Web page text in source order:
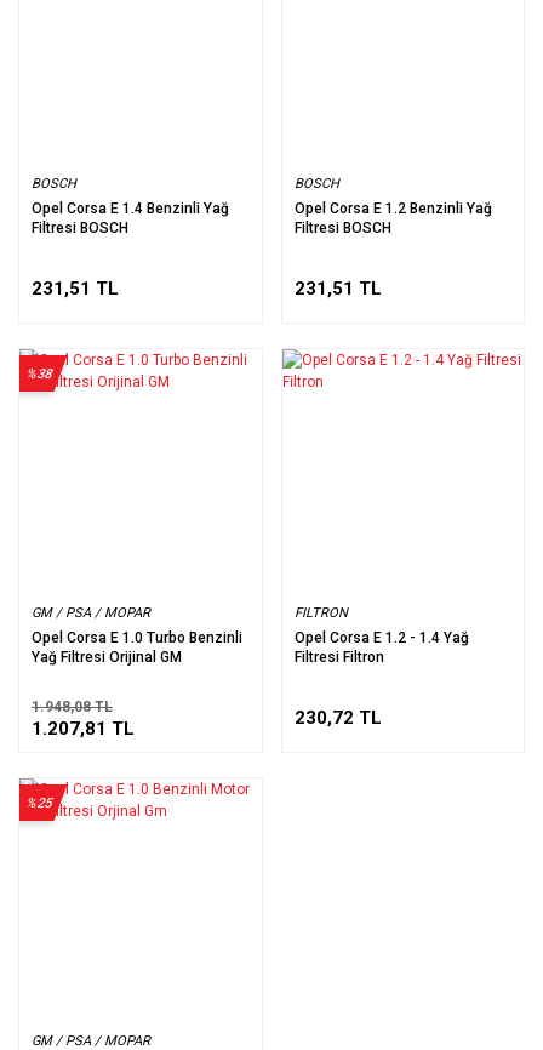
BOSCH
Opel Corsa E 1.4 Benzinli Yağ
Filtresi BOSCH
231,51 TL
BOSCH
Opel Corsa E 1.2 Benzinli Yağ
Filtresi BOSCH
231,51 TL
GM / PSA / MOPAR
Opel Corsa E 1.0 Turbo Benzinli
Yağ Filtresi Orijinal GM
%38
1.948,08 TL
1.207,81 TL
FILTRON
Opel Corsa E 1.2 - 1.4 Yağ
Filtresi Filtron
230,72 TL
GM / PSA / MOPAR
%25